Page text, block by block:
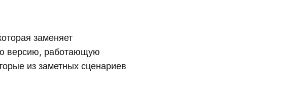
заменяет
версию, работающую
из заметных сценариев